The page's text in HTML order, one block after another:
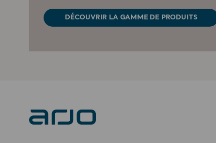
DÉCOUVRIR LA GAMME DE PRODUITS